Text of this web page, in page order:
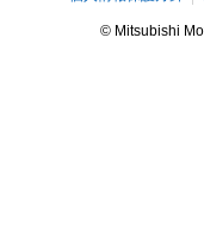
© Mitsubishi